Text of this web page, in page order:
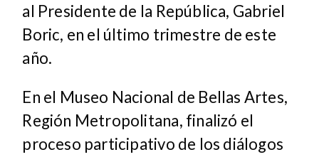
al Presidente de la República, Gabriel
Boric, en el último trimestre de este
año.
En el Museo Nacional de Bellas Artes,
Región Metropolitana, finalizó el
proceso participativo de los diálogos